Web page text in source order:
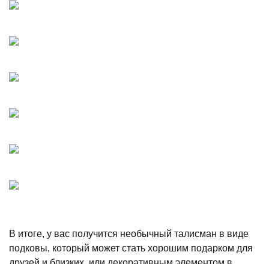
В итоге, у вас получится необычный талисман в виде
подковы, который может стать хорошим подарком для